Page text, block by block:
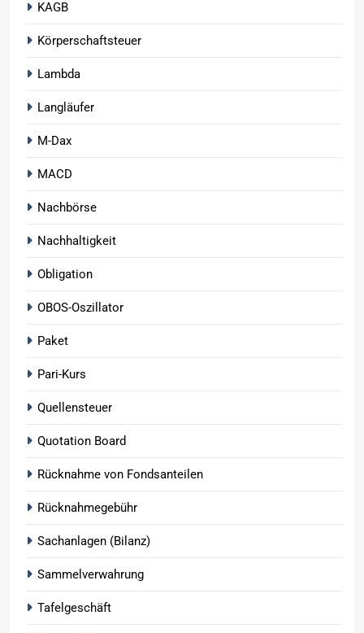
KAGB
Körperschaftsteuer
Lambda
Langläufer
M-Dax
MACD
Nachbörse
Nachhaltigkeit
Obligation
OBOS-Oszillator
Paket
Pari-Kurs
Quellensteuer
Quotation Board
Rücknahme von Fondsanteilen
Rücknahmegebühr
Sachanlagen (Bilanz)
Sammelverwahrung
Tafelgeschäft